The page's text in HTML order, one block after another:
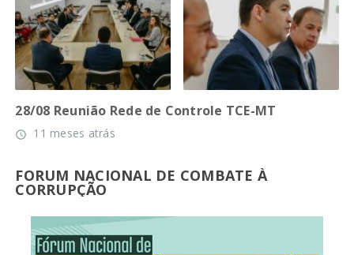
28/08 Reunião Rede de Controle TCE-MT
access_time 11 meses atrás
FORUM NACIONAL DE COMBATE À
CORRUPÇÃO